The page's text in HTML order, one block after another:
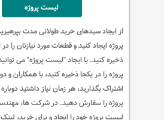
لیست پروژه
از ایجاد سبدهای خرید طولانی مدت
پروژه ایجاد کنید و قطعات مورد نیازتان را
ذخیره کنید.با ایجاد "لیست پروژه" می
پروژه را در یکجا ذخیره کنید، با همکاران و
اشتراک بگذارید، هر زمان نیاز داشتید
پروژه را سفارش دهید. در شرکت ها،
لیست پروژه خود را ایجاد و برای خرید، لینک